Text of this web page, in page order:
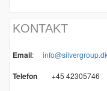
KONTAKT
Email:
Telefon +45 42305746